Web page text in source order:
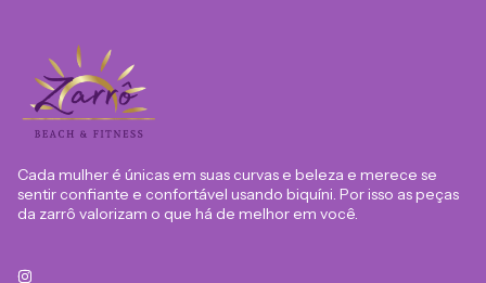
Cada mulher é únicas em suas curvas e beleza e merece se
sentir confiante e confortável usando biquíni. Por isso as peças
da zarrô valorizam o que há de melhor em você.